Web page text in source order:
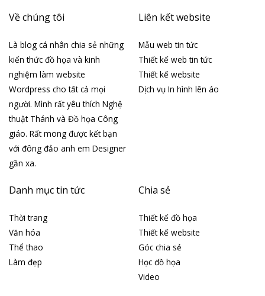
Về chúng tôi
Là blog cá nhân chia sẻ những
kiến thức đồ họa và kinh
nghiệm làm website
Wordpress cho tất cả mọi
người. Mình rất yêu thích Nghệ
thuật Thánh và Đồ họa Công
giáo. Rất mong được kết bạn
với đông đảo anh em Designer
gần xa.
Liên kết website
Mẫu web tin tức
Thiết kế web tin tức
Thiết kế website
Dịch vụ In hình lên áo
Danh mục tin tức
Thời trang
Văn hóa
Thể thao
Làm đẹp
Chia sẻ
Thiết kế đồ họa
Thiết kế website
Góc chia sẻ
Học đồ họa
Video